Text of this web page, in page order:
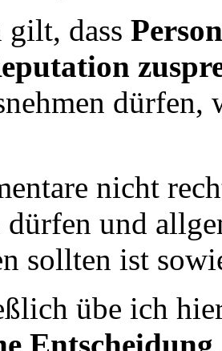
gilt, dass
dürfen,
nicht
und
sollten ist
übe ich